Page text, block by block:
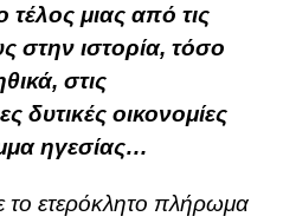
μιας από τις
στην ιστορία, τόσο
στις
δυτικές οικονομίες
ηγεσίας…
το ετερόκλητο πλήρωμα